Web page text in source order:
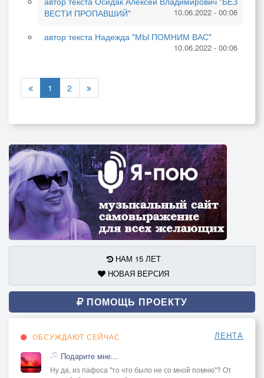
ВЕСТИ ПРОПАВШИЙ"
10.06.2022 - 00:06
автор текста Надежда "МЫ ПОМНИМ ВАС"
10.06.2022 - 00:06
1 2
НАМ 15 ЛЕТ
НОВАЯ ВЕРСИЯ
ПОМОЩЬ ПРОЕКТУ
ОБСУЖДАЮТ СЕЙЧАС ЛЕНТА
Подарите мне...
Ну да, из пафоса "то что было не со мной помню"? От